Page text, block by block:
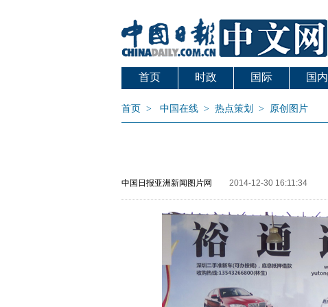
首页 时政 国际 国内
首页 > 中国在线 > 热点策划 > 原创图片
中国日报亚洲新闻图片网 2014-12-30 16:11:34